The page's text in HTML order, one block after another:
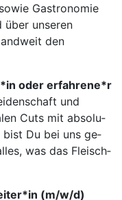
Gastronomie
über unseren
den
oder er­fah­re­ne*r
und
Cuts mit ab­so­lu­
bist Du bei uns ge­
was das Fleisch­
(m/w/d)